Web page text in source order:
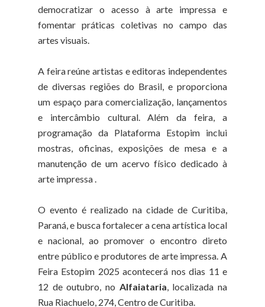
democratizar o acesso à arte impressa e
fomentar práticas coletivas no campo das
artes visuais.
A feira reúne artistas e editoras independentes
de diversas regiões do Brasil, e proporciona
um espaço para comercialização, lançamentos
e intercâmbio cultural. Além da feira, a
programação da Plataforma Estopim inclui
mostras, oficinas, exposições de mesa e a
manutenção de um acervo físico dedicado à
arte impressa .
O evento é realizado na cidade de Curitiba,
Paraná, e busca fortalecer a cena artística local
e nacional, ao promover o encontro direto
entre público e produtores de arte impressa. A
Feira Estopim 2025 acontecerá nos dias 11 e
12 de outubro, no Alfaiataria, localizada na
Rua Riachuelo, 274, Centro de Curitiba.